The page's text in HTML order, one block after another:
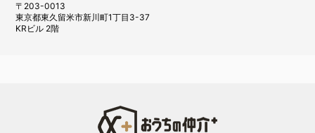
〒203-0013
東京都東久留米市新川町1丁目3-37
KRビル 2階